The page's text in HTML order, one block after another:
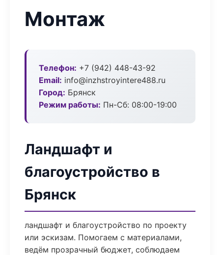
Монтаж
Телефон: +7 (942) 448-43-92
Email: info@inzhstroyintere488.ru
Город: Брянск
Режим работы: Пн-Сб: 08:00-19:00
Ландшафт и
благоустройство в
Брянск
ландшафт и благоустройство по проекту
или эскизам. Помогаем с материалами,
ведём прозрачный бюджет, соблюдаем